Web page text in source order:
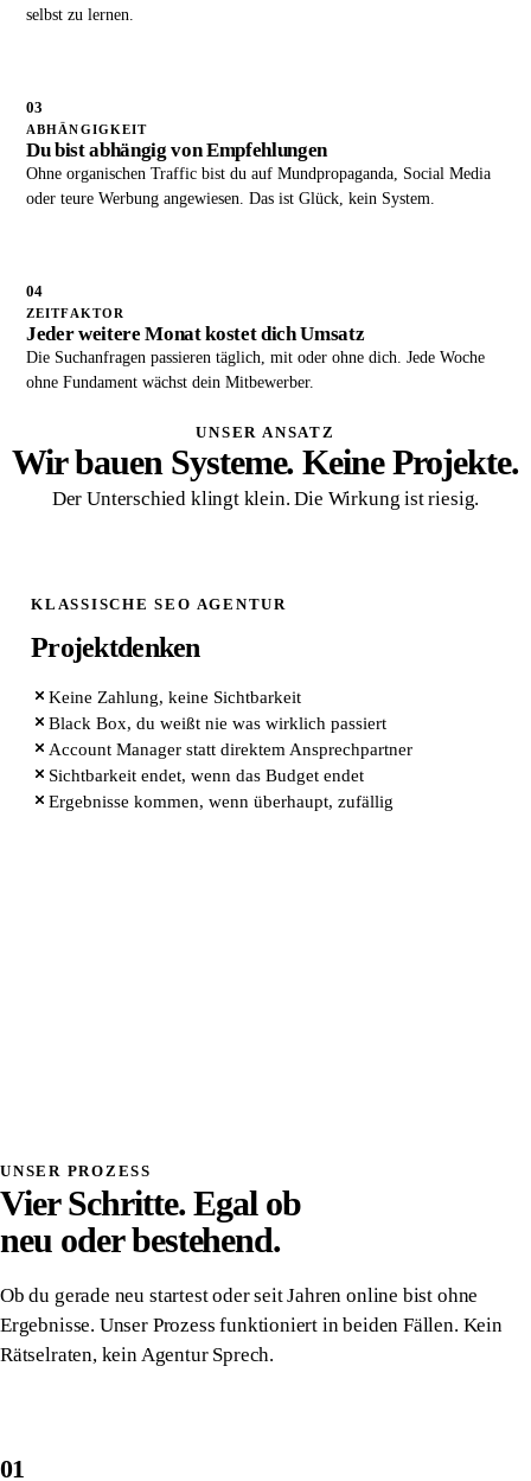
selbst zu lernen.
03
ABHÄNGIGKEIT
Du bist abhängig von Empfehlungen
Ohne organischen Traffic bist du auf Mundpropaganda, Social Media
oder teure Werbung angewiesen. Das ist Glück, kein System.
04
ZEITFAKTOR
Jeder weitere Monat kostet dich Umsatz
Die Suchanfragen passieren täglich, mit oder ohne dich. Jede Woche
ohne Fundament wächst dein Mitbewerber.
UNSER ANSATZ
Wir bauen Systeme. Keine Projekte.
Der Unterschied klingt klein. Die Wirkung ist riesig.
KLASSISCHE SEO AGENTUR
Projektdenken
Keine Zahlung, keine Sichtbarkeit
Black Box, du weißt nie was wirklich passiert
Account Manager statt direktem Ansprechpartner
Sichtbarkeit endet, wenn das Budget endet
Ergebnisse kommen, wenn überhaupt, zufällig
UNSER PROZESS
Vier Schritte. Egal ob
neu oder bestehend.
Ob du gerade neu startest oder seit Jahren online bist ohne
Ergebnisse. Unser Prozess funktioniert in beiden Fällen. Kein
Rätselraten, kein Agentur Sprech.
01